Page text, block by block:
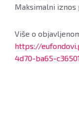
Maksimalni iznos
Više o
https://
4d70-ba65-